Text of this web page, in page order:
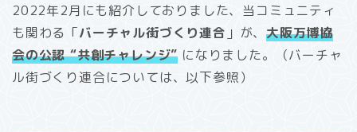
2022年2月にも紹介しておりました、当コミュニティ
も関わる「バーチャル街づくり連合 」が、大阪万博協
会の公認 “共創チャレンジ” になりました。（バーチャ
ル街づくり連合については、以下参照）